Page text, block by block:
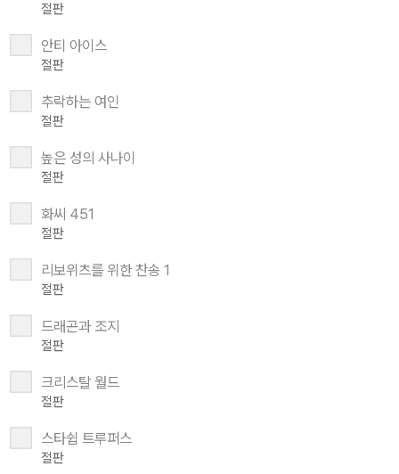
절판
안티 아이스
절판
추락하는 여인
절판
높은 성의 사나이
절판
화씨 451
절판
리보위츠를 위한 찬송 1
절판
드래곤과 조지
절판
크리스탈 월드
절판
스타쉽 트루퍼스
절판